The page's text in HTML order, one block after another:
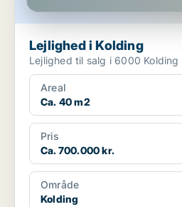
Lejlighed i Kolding
Areal
Ca. 40 m2
Pris
Ca. 700.000 kr.
Område
Kolding